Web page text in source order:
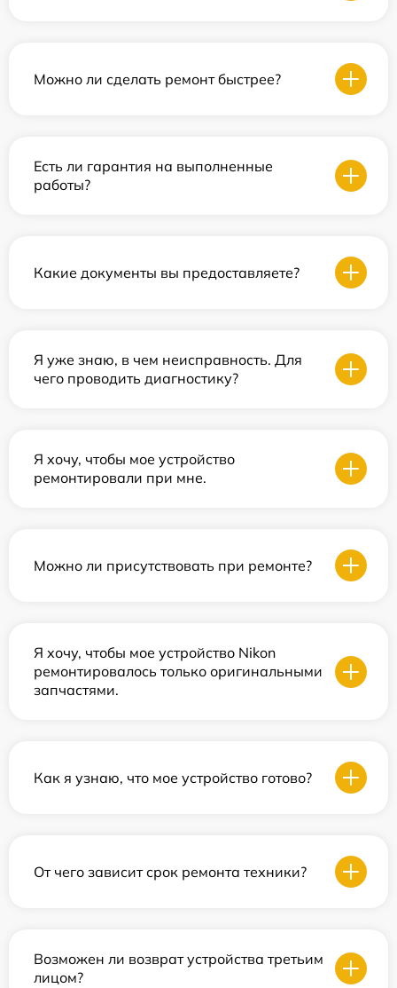
Можно ли сделать ремонт быстрее?
Есть ли гарантия на выполненные
работы?
Какие документы вы предоставляете?
Я уже знаю, в чем неисправность. Для
чего проводить диагностику?
Я хочу, чтобы мое устройство
ремонтировали при мне.
Можно ли присутствовать при ремонте?
Я хочу, чтобы мое устройство Nikon
ремонтировалось только оригинальными
запчастями.
Как я узнаю, что мое устройство готово?
От чего зависит срок ремонта техники?
Возможен ли возврат устройства третьим
лицом?